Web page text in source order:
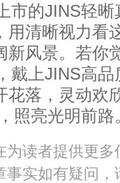
市的JINS轻
用清晰视力看
新风景。若你
戴上JINS高
花落，灵动欢
照亮光明前路
读者提供更
实如有疑问